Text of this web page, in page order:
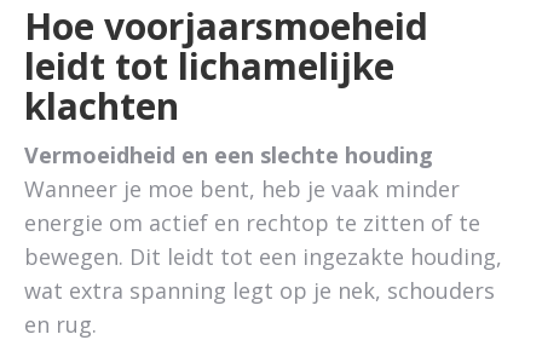
Hoe voorjaarsmoeheid
leidt tot lichamelijke
klachten
Vermoeidheid en een slechte houding
Wanneer je moe bent, heb je vaak minder
energie om actief en rechtop te zitten of te
bewegen. Dit leidt tot een ingezakte houding,
wat extra spanning legt op je nek, schouders
en rug.